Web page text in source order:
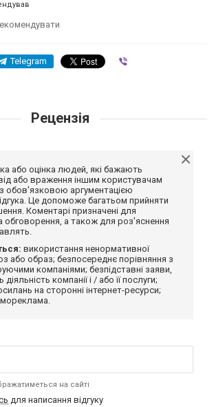
Telegram
Рецензія
або оцінка людей, які бажають
або враження іншим користувачам
обов'язковою аргументацією
Це допоможе багатьом прийняти
Коментарі призначені для
обговорення, а також для роз'яснення
використання ненормативної
або образ; безпосереднє порівняння з
компаніями; безпідставні заяви,
компанії і / або її послуги;
на сторонні інтернет-ресурси;
на сайті
для написання відгуку